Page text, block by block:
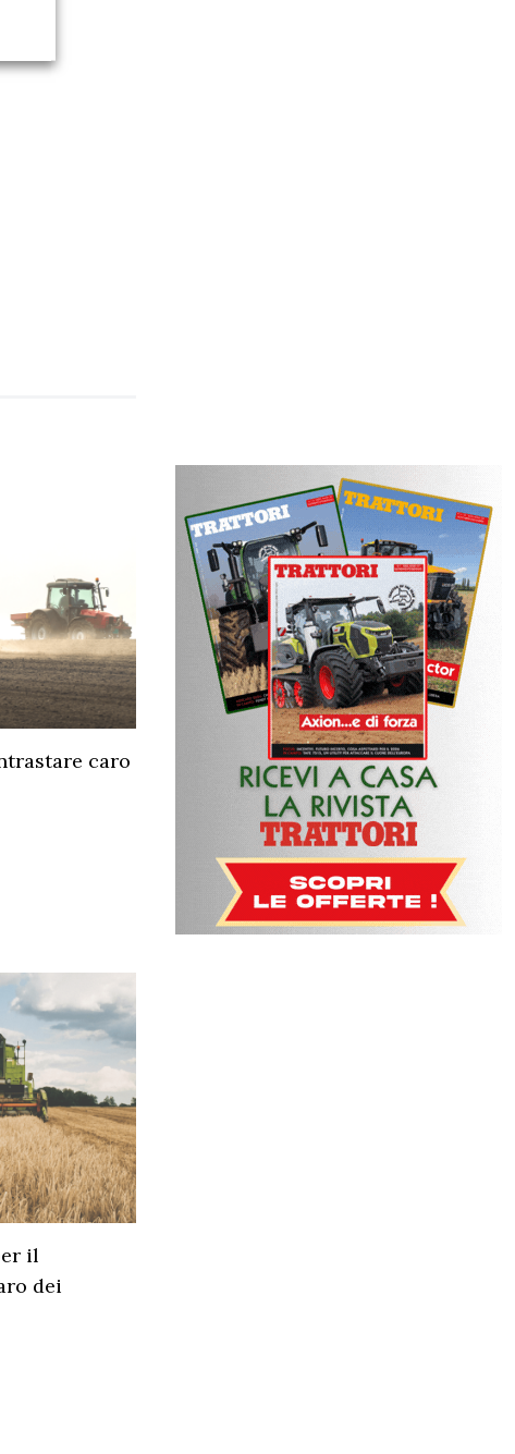
caro
il
dei